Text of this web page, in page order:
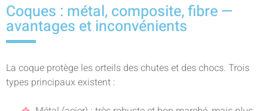
Coques : métal, composite, fibre —
avantages et inconvénients
La coque protège les orteils des chutes et des chocs. Trois
types principaux existent :